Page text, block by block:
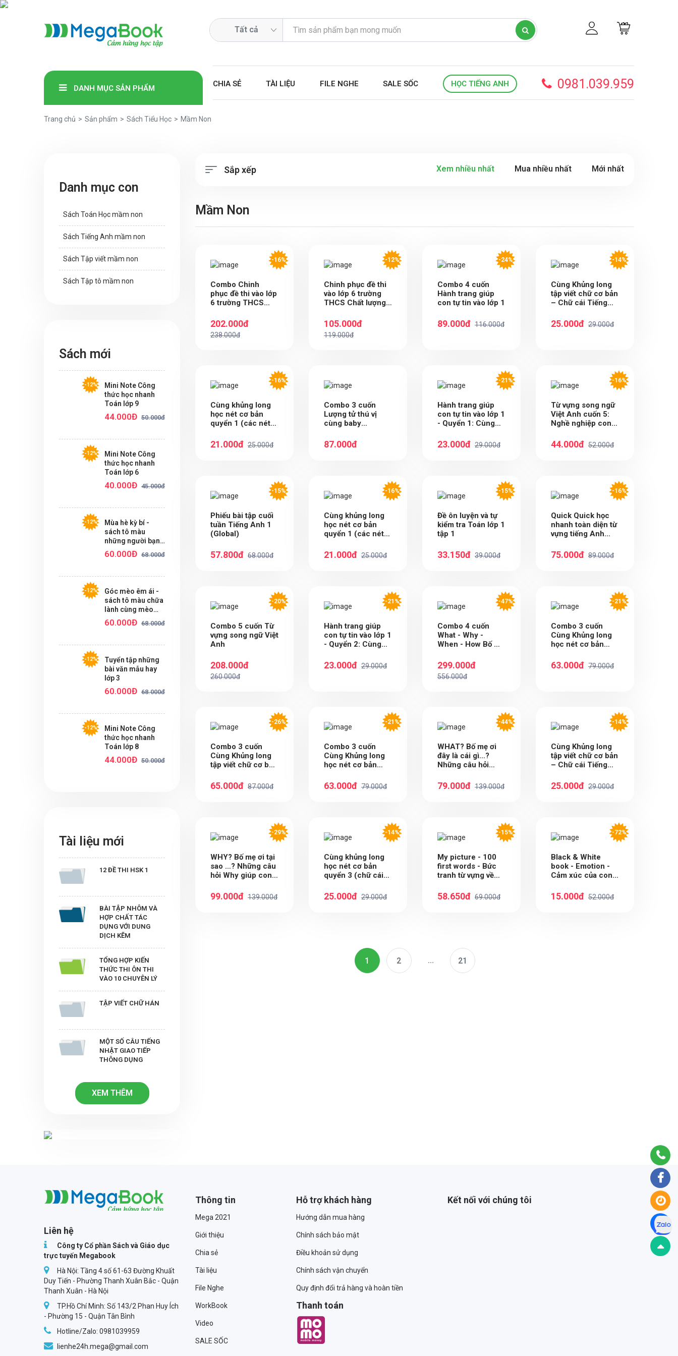
DANH MỤC SẢN PHẨM CHIA SẺ TÀI LIỆU FILE NGHE SALE SỐC HỌC TIẾNG ANH 0981.039.959
Trang chủ Sản phẩm Sách Tiểu Học Mầm Non
Danh mục con
Sách Toán Học mầm non
Sách Tiếng Anh mầm non
Sách Tập viết mầm non
Sách Tập tô mầm non
Sách mới
-12%
Mini Note Công
thức học nhanh
Toán lớp 9
44.000Đ 50.000đ
-12%
Mini Note Công
thức học nhanh
Toán lớp 6
40.000Đ 45.000đ
-12%
Mùa hè kỳ bí -
sách tô màu
những người bạn
ma quái
60.000Đ 68.000đ
-12%
Góc mèo êm ái -
sách tô màu chữa
lành cùng mèo
nhỏ
60.000Đ 68.000đ
-12%
Tuyển tập những
bài văn mẫu hay
lớp 3
60.000Đ 68.000đ
-12%
Mini Note Công
thức học nhanh
Toán lớp 8
44.000Đ 50.000đ
Tài liệu mới
12 ĐỀ THI HSK 1
BÀI TẬP NHÔM VÀ
HỢP CHẤT TÁC
DỤNG VỚI DUNG
DỊCH KẼM
TỔNG HỢP KIẾN
THỨC THI ÔN THI
VÀO 10 CHUYÊN LÝ
TẬP VIẾT CHỮ HÁN
MỘT SỐ CÂU TIẾNG
NHẬT GIAO TIẾP
THÔNG DỤNG
XEM THÊM
Sắp xếp Xem nhiều nhất Mua nhiều nhất Mới nhất
Mầm Non
-16%
Combo Chinh
phục đề thi vào lớp
6 trường THCS
môn Toán và Tiếng
Anh
202.000đ
238.000đ
-12%
Chinh phục đề thi
vào lớp 6 trường
THCS Chất lượng
105.000đ
119.000đ
-24%
Combo 4 cuốn
Hành trang giúp
con tự tin vào lớp 1
89.000đ 116.000đ
-14%
Cùng Khủng long
tập viết chữ cơ bản
– Chữ cái Tiếng
Quyển 4 – Sticker
bé trai
25.000đ 29.000đ
-16%
Cùng khủng long
học nét cơ bản
quyển 1 (các nét
21.000đ 25.000đ
Combo 3 cuốn
Lượng tử thú vị
cùng baby
87.000đ
-21%
Hành trang giúp
con tự tin vào lớp 1
- Quyển 1: Cùng
23.000đ 29.000đ
-16%
Từ vựng song ngữ
Việt Anh cuốn 5:
Nghề nghiệp con
44.000đ 52.000đ
-15%
Phiếu bài tập cuối
tuần Tiếng Anh 1
(Global)
57.800đ 68.000đ
-16%
Cùng khủng long
học nét cơ bản
quyển 1 (các nét
21.000đ 25.000đ
-15%
Đề ôn luyện và tự
kiểm tra Toán lớp 1
tập 1
33.150đ 39.000đ
-16%
Quick Quick học
nhanh toàn diện từ
vựng tiếng Anh
(Tái bản)
75.000đ 89.000đ
-20%
Combo 5 cuốn Từ
vựng song ngữ Việt
Anh
208.000đ
260.000đ
-21%
Hành trang giúp
con tự tin vào lớp 1
- Quyển 2: Cùng
23.000đ 29.000đ
-47%
Combo 4 cuốn
What - Why -
When - How Bố Mẹ
299.000đ
556.000đ
-21%
Combo 3 cuốn
Cùng Khủng long
học nét cơ bản
đầu tiên) bé trai
quyển 1,2,3
63.000đ 79.000đ
-26%
Combo 3 cuốn
Cùng Khủng long
tập viết chữ cơ bản
quyển 4,5,6
65.000đ 87.000đ
-21%
Combo 3 cuốn
Cùng Khủng long
học nét cơ bản
đầu tiên) bé gái
quyển 1,2,3
63.000đ 79.000đ
-44%
WHAT? Bố mẹ ơi
đây là cái gì…?
Những câu hỏi
mò sáng tạo?
79.000đ 139.000đ
-14%
Cùng Khủng long
tập viết chữ cơ bản
– Chữ cái Tiếng
Quyển 6 – Sticker
bé trai
25.000đ 29.000đ
-29%
WHY? Bố mẹ ơi tại
sao …? Những câu
hỏi Why giúp con
99.000đ 139.000đ
-14%
Cùng khủng long
học nét cơ bản
quyển 3 (chữ cái
25.000đ 29.000đ
-15%
My picture - 100
first words - Bức
tranh từ vựng về
58.650đ 69.000đ
-72%
Black & White
book - Emotion -
Cảm xúc của con
song ngữ dành
cho trẻ từ 1 -5
15.000đ 52.000đ
1 2 ... 21
Liên hệ
Công ty Cổ phần Sách và Giáo dục
trực tuyến Megabook
Hà Nội: Tầng 4 số 61-63 Đường Khuất
Duy Tiến - Phường Thanh Xuân Bắc - Quận
Thanh Xuân - Hà Nội
TP.Hồ Chí Minh: Số 143/2 Phan Huy Ích
- Phường 15 - Quận Tân Bình
Hotline/Zalo: 0981039959
lienhe24h.mega@gmail.com
Thông tin
Mega 2021
Giới thiệu
Chia sẻ
Tài liệu
File Nghe
WorkBook
Video
SALE SỐC
Hỗ trợ khách hàng
Hướng dẫn mua hàng
Chính sách bảo mật
Điều khoản sử dụng
Chính sách vận chuyển
Quy định đổi trả hàng và hoàn tiền
Thanh toán
Kết nối với chúng tôi